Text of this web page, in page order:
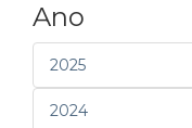
Ano
2025
2024